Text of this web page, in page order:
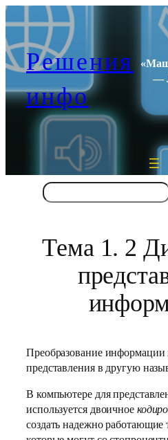
Перейти
к
содержимому
Решения
инфо
—
Тема 1. 2
Преобразование
представления в другую
В компьютере для
используется двоичное
создать надежно работающие